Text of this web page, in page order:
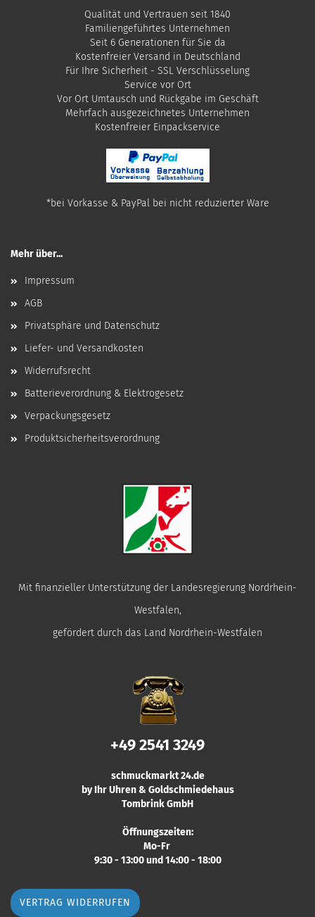
Qualität und Vertrauen seit 1840
Familiengeführtes Unternehmen
Seit 6 Generationen für Sie da
Kostenfreier Versand in Deutschland
Für Ihre Sicherheit - SSL Verschlüsselung
Service vor Ort
Vor Ort Umtausch und Rückgabe im Geschäft
Mehrfach ausgezeichnetes Unternehmen
​Kostenfreier Einpackservice
*bei Vorkasse & PayPal bei nicht reduzierter Ware
Mehr über...
Impressum
AGB
Privatsphäre und Datenschutz
Liefer- und Versandkosten
Widerrufsrecht
Batterieverordnung & Elektrogesetz
Verpackungsgesetz
Produktsicherheitsverordnung
Mit finanzieller Unterstützung der Landesregierung Nordrhein-
Westfalen,
gefördert durch das Land Nordrhein-Westfalen
+49 2541 3249
schmuckmarkt 24.de
by Ihr Uhren & Goldschmiedehaus
Tombrink GmbH
Öffnungszeiten:
Mo-Fr
9:30 - 13:00 und 14:00 - 18:00
VERTRAG WIDERRUFEN